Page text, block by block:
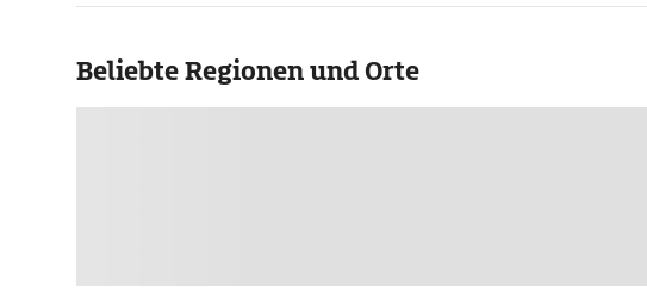
Beliebte Regionen und Orte